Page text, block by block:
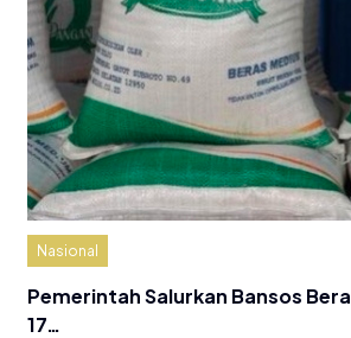
Nasional
Pemerintah Salurkan Bansos
17…